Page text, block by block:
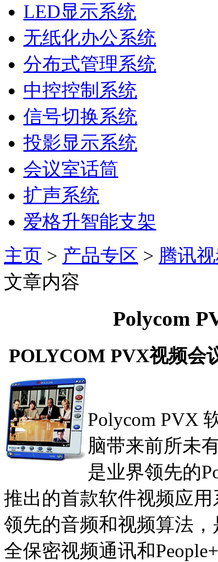
LED显示系统
无纸化办公系统
分布式管理系统
中控控制系统
信号切换系统
投影显示系统
会议室话筒
扩声系统
爱格升智能支架
主页 > 产品专区 > 腾讯
文章内容
Polycom
POLYCOM PVX视频会
Polycom PVX
脑带来前所未
是业界领先的
推出的首款软件视频应
领先的音频和视频算法
全保密视频通讯和